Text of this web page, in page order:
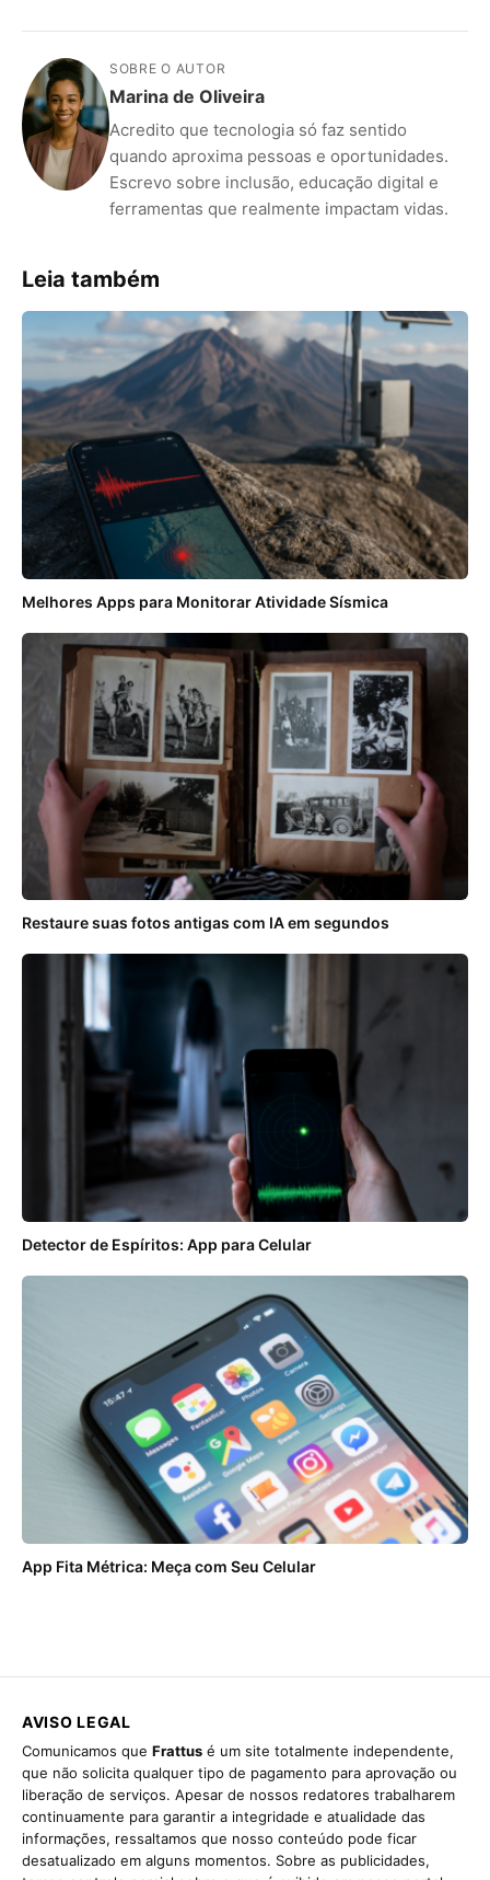
SOBRE O AUTOR
Marina de Oliveira
Acredito que tecnologia só faz sentido
quando aproxima pessoas e oportunidades.
Escrevo sobre inclusão, educação digital e
ferramentas que realmente impactam vidas.
Leia também
Melhores Apps para Monitorar Atividade Sísmica
Restaure suas fotos antigas com IA em segundos
Detector de Espíritos: App para Celular
App Fita Métrica: Meça com Seu Celular
AVISO LEGAL
Comunicamos que Frattus é um site totalmente independente,
que não solicita qualquer tipo de pagamento para aprovação ou
liberação de serviços. Apesar de nossos redatores trabalharem
continuamente para garantir a integridade e atualidade das
informações, ressaltamos que nosso conteúdo pode ficar
desatualizado em alguns momentos. Sobre as publicidades,